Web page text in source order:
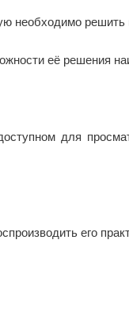
необходимо решить
её решения
для
его